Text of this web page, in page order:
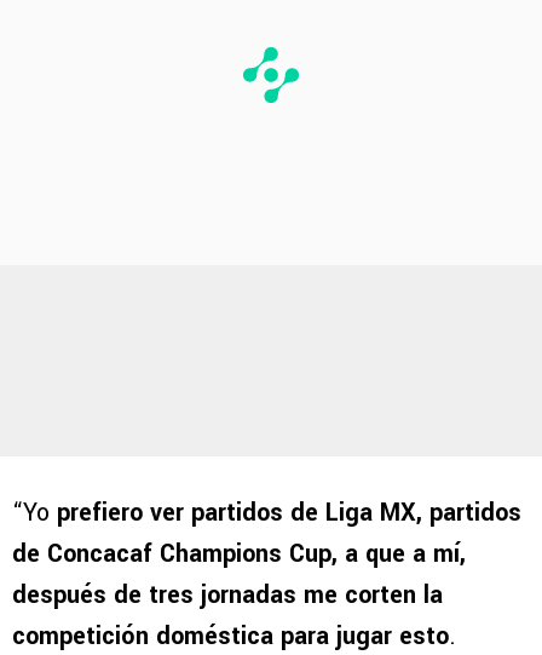
“Yo prefiero ver partidos de Liga MX, partidos
de Concacaf Champions Cup, a que a mí,
después de tres jornadas me corten la
competición doméstica para jugar esto.